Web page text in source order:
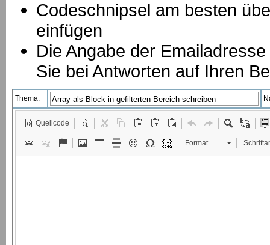
Codeschnipsel am besten
einfügen
Die Angabe der
Sie bei Antworten auf Ihren
Thema:
Quellcode
Format